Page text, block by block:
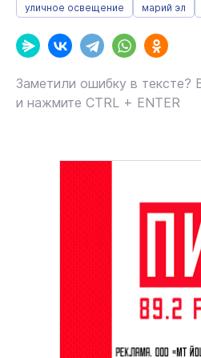
уличное освещение марий эл
Заметили ошибку в тексте?
и нажмите CTRL + ENTER